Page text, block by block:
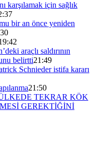
karşılamak için sağlık
bir an önce yeniden
araçlı saldırının
belirtti21:49
Schnieder istifa kararı
21:50
TEKRAR KÖK
GEREKTİĞİNİ